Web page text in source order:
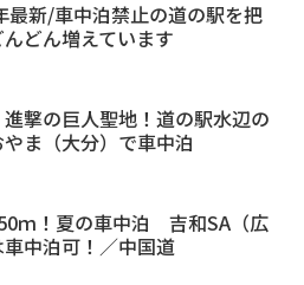
最新/車中泊禁止の道の駅を把
どん増えています
撃の巨人聖地！道の駅水辺の
ま（大分）で車中泊
ｍ！夏の車中泊 吉和SA（広
中泊可！／中国道